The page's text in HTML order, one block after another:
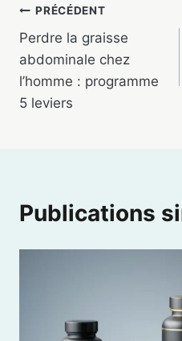
Navigation
de
l’article
PRÉCÉDENT
Perdre la graisse
abdominale chez
l’homme : programme
5 leviers
Publications